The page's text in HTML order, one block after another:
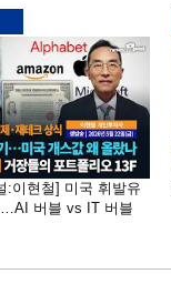
:이현철] 미국 휘발유
버블 vs IT 버블